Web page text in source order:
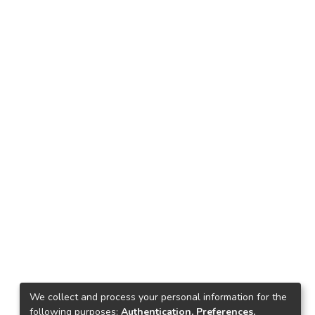
We collect and process your personal information for the
following purposes: Authentication, Preferences,